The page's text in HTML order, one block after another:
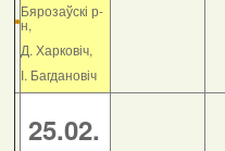
Бярозаўскі р-
н,
Д. Харковіч,
І. Багдановіч
25.02.